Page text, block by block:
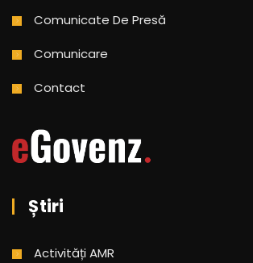
Comunicate De Presă
Comunicare
Contact
Știri
Activități AMR